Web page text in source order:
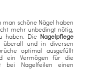
schöne Nägel haben
mehr unbedingt nötig,
haben. Die Nagelpflege
und in diversen
optimal ausgefüllt
ein Vermögen für die
bei Nagelfeilen einen